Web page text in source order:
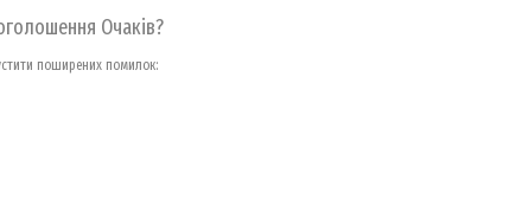
Очаків?
поширених помилок: